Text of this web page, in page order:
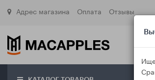
Адрес магазина Оплата Отзывы